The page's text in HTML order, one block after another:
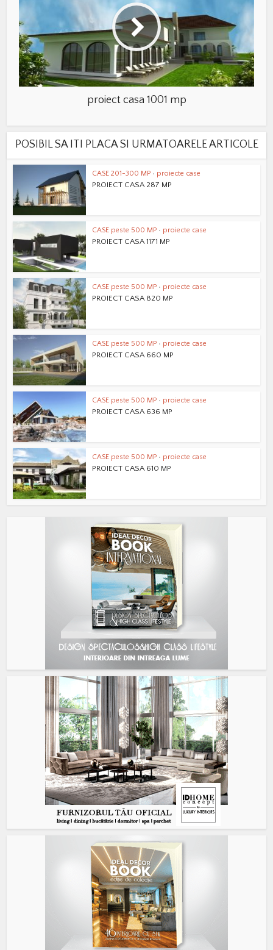
proiect casa 1001 mp
POSIBIL SA ITI PLACA SI URMATOARELE ARTICOLE
CASE 201-300 MP • proiecte case
PROIECT CASA 287 MP
CASE peste 500 MP • proiecte case
PROIECT CASA 1171 MP
CASE peste 500 MP • proiecte case
PROIECT CASA 820 MP
CASE peste 500 MP • proiecte case
PROIECT CASA 660 MP
CASE peste 500 MP • proiecte case
PROIECT CASA 636 MP
CASE peste 500 MP • proiecte case
PROIECT CASA 610 MP